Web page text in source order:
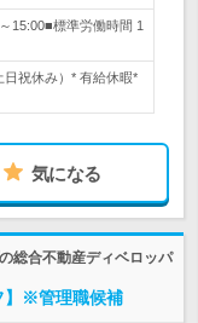
15:00■標準労働時間 1
祝休み）* 有給休暇*
気になる
総合不動産ディベロッパ
】※管理職候補